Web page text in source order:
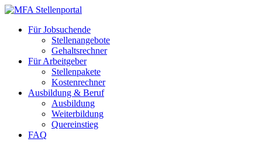
Für Jobsuchende
Stellenangebote
Gehaltsrechner
Für Arbeitgeber
Stellenpakete
Kostenrechner
Ausbildung & Beruf
Ausbildung
Weiterbildung
Quereinstieg
FAQ